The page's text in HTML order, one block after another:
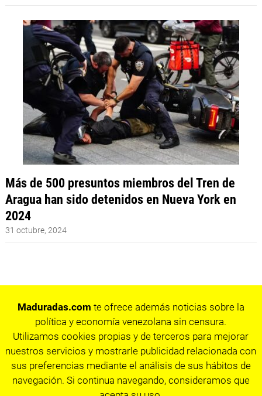
Más de 500 presuntos miembros del Tren de
Aragua han sido detenidos en Nueva York en
2024
31 octubre, 2024
Maduradas.com te ofrece además noticias sobre la
política y economía venezolana sin censura.
Utilizamos cookies propias y de terceros para mejorar
nuestros servicios y mostrarle publicidad relacionada con
sus preferencias mediante el análisis de sus hábitos de
navegación. Si continua navegando, consideramos que